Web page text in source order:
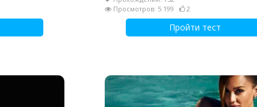
Просмотров: 5 199
2
Пройти тест